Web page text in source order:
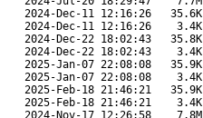
2024-Dec-11 12:16:26
35.6K
2024-Dec-11 12:16:26
3.4K
2024-Dec-22 18:02:43
35.8K
2024-Dec-22 18:02:43
3.4K
2025-Jan-07 22:08:08
35.9K
2025-Jan-07 22:08:08
3.4K
2025-Feb-18 21:46:21
35.9K
2025-Feb-18 21:46:21
3.4K
2024-Nov-17 12:26:58
7.8M